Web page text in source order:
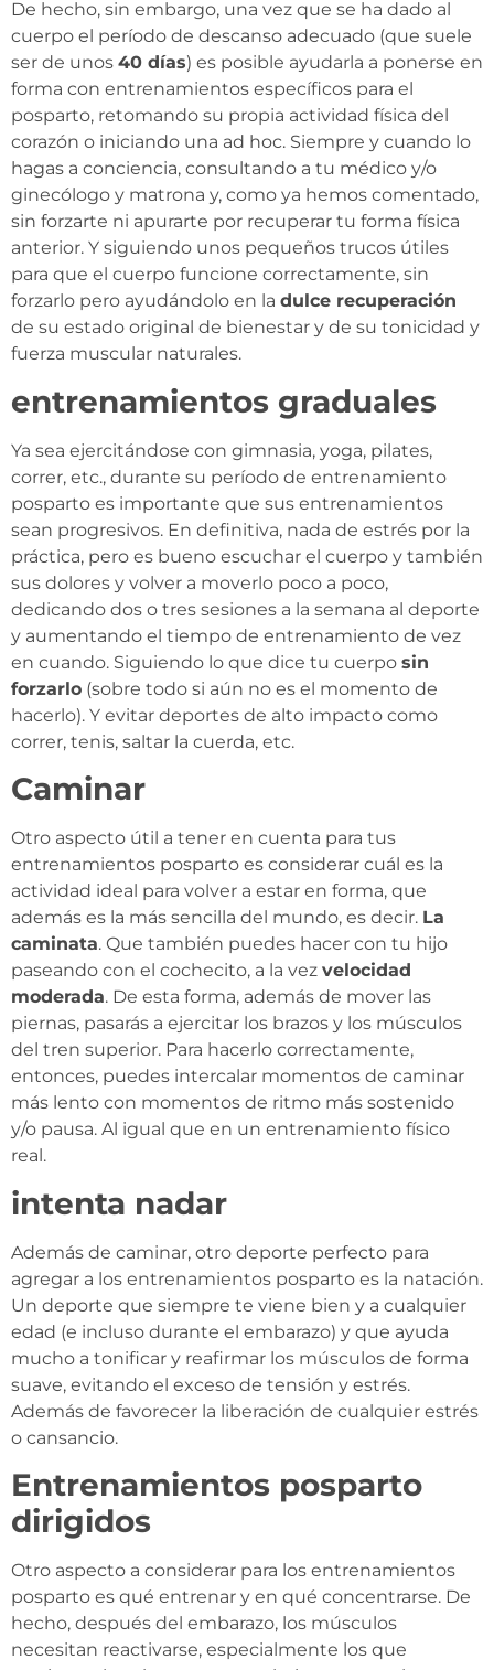
De hecho, sin embargo, una vez que se ha dado al
cuerpo el período de descanso adecuado (que suele
ser de unos 40 días) es posible ayudarla a ponerse en
forma con entrenamientos específicos para el
posparto, retomando su propia actividad física del
corazón o iniciando una ad hoc. Siempre y cuando lo
hagas a conciencia, consultando a tu médico y/o
ginecólogo y matrona y, como ya hemos comentado,
sin forzarte ni apurarte por recuperar tu forma física
anterior. Y siguiendo unos pequeños trucos útiles
para que el cuerpo funcione correctamente, sin
forzarlo pero ayudándolo en la dulce recuperación
de su estado original de bienestar y de su tonicidad y
fuerza muscular naturales.
entrenamientos graduales
Ya sea ejercitándose con gimnasia, yoga, pilates,
correr, etc., durante su período de entrenamiento
posparto es importante que sus entrenamientos
sean progresivos. En definitiva, nada de estrés por la
práctica, pero es bueno escuchar el cuerpo y también
sus dolores y volver a moverlo poco a poco,
dedicando dos o tres sesiones a la semana al deporte
y aumentando el tiempo de entrenamiento de vez
en cuando. Siguiendo lo que dice tu cuerpo sin
forzarlo (sobre todo si aún no es el momento de
hacerlo). Y evitar deportes de alto impacto como
correr, tenis, saltar la cuerda, etc.
Caminar
Otro aspecto útil a tener en cuenta para tus
entrenamientos posparto es considerar cuál es la
actividad ideal para volver a estar en forma, que
además es la más sencilla del mundo, es decir. La
caminata. Que también puedes hacer con tu hijo
paseando con el cochecito, a la vez velocidad
moderada. De esta forma, además de mover las
piernas, pasarás a ejercitar los brazos y los músculos
del tren superior. Para hacerlo correctamente,
entonces, puedes intercalar momentos de caminar
más lento con momentos de ritmo más sostenido
y/o pausa. Al igual que en un entrenamiento físico
real.
intenta nadar
Además de caminar, otro deporte perfecto para
agregar a los entrenamientos posparto es la natación.
Un deporte que siempre te viene bien y a cualquier
edad (e incluso durante el embarazo) y que ayuda
mucho a tonificar y reafirmar los músculos de forma
suave, evitando el exceso de tensión y estrés.
Además de favorecer la liberación de cualquier estrés
o cansancio.
Entrenamientos posparto
dirigidos
Otro aspecto a considerar para los entrenamientos
posparto es qué entrenar y en qué concentrarse. De
hecho, después del embarazo, los músculos
necesitan reactivarse, especialmente los que